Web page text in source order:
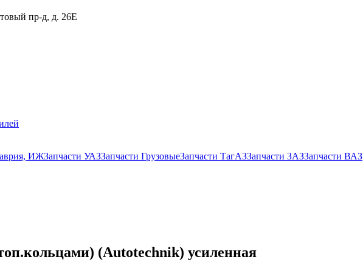
пр-д, д. 26Е
ИЖЗапчасти УАЗЗапчасти ГрузовыеЗапчасти ТагАЗЗапчасти ЗАЗЗапчасти ВАЗ
(Autotechnik) усиленная